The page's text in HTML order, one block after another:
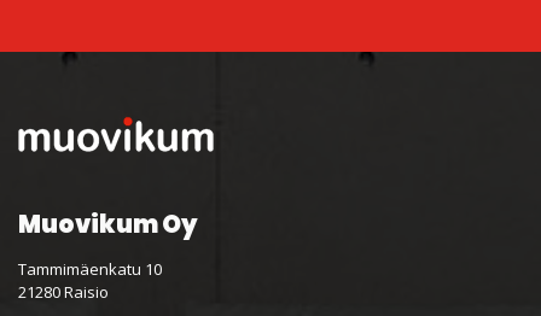
Muovikum Oy
Tammimäenkatu 10
21280 Raisio